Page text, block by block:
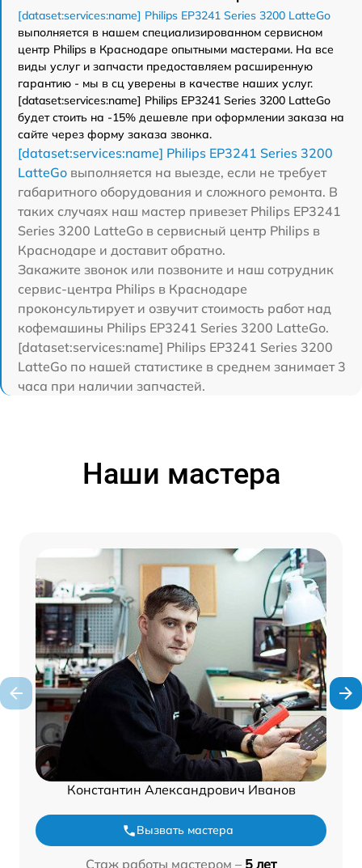
[dataset:services:name] Philips EP3241 Series 3200 LatteGo
выполняется в нашем специализированном сервисном
центр Philips в Краснодаре опытными мастерами. На все
виды услуг и запчасти предоставляем расширенную
гарантию - мы в сц уверены в качестве наших услуг.
[dataset:services:name] Philips EP3241 Series 3200 LatteGo
будет стоить на -15% дешевле при оформлении заказа на
сайте через форму заказа звонка.
[dataset:services:name] Philips EP3241 Series 3200
LatteGo выполняется на выезде, если не требует
габаритного оборудования и сложного ремонта. В
таких случаях наш мастер привезет Philips EP3241
Series 3200 LatteGo в сервисный центр Philips в
Краснодаре и доставит обратно.
Закажите звонок или позвоните и наш сотрудник
сервис-центра Philips в Краснодаре
проконсультирует и озвучит стоимость работ над
кофемашины Philips EP3241 Series 3200 LatteGo.
[dataset:services:name] Philips EP3241 Series 3200
LatteGo по нашей статистике в среднем занимает 3
часа при наличии запчастей.
Наши мастера
Константин Александрович Иванов
Вызвать мастера
Стаж работы мастером – 5 лет